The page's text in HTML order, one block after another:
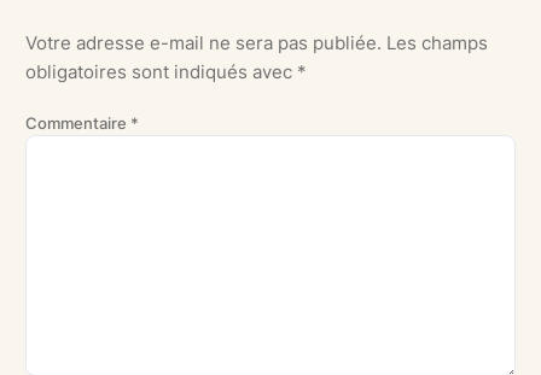
Votre adresse e-mail ne sera pas publiée. Les champs
obligatoires sont indiqués avec *
Commentaire *